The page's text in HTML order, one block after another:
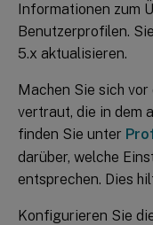
Informationen zum
Benutzerprofilen.
5.x aktualisieren.
Machen Sie sich
vertraut, die in dem
finden Sie unter
darüber, welche
entsprechen. Dies
Konfigurieren Sie